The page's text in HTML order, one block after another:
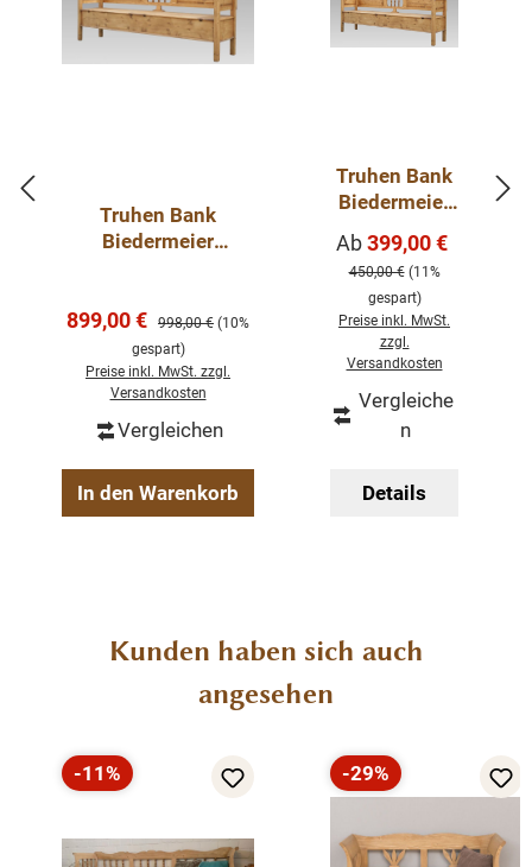
Stauraum unter dem Sitz eine praktische Lösung für Ihr
Zuhause.
100 % Kiefernholz
Fertig montiert
Geben Sie bitte Ihre gewünschte Farbe beim Kauf im
Kommentarfeld mit an.
Truhen Bank
Biedermeier
Verkaufspreis:
899,00 € Regulärer Preis:
998,00 € (10%
gespart)
Preise inkl. MwSt. zzgl.
Versandkosten
Vergleichen
In den Warenkorb
Truhen Bank
Biedermeier
antikbraun -
in
verschiedene
n Größen
Verkaufspreis:
Ab399,00 €
450,00 € (11%
gespart)
Preise inkl. MwSt.
zzgl.
Versandkosten
Vergleiche
n
Details
Produktgalerie überspringen
Kunden haben sich auch
angesehen
Rabatt
-11%
Rabatt
-29%